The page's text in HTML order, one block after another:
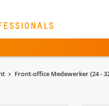
Front-office Medewerker (24 -